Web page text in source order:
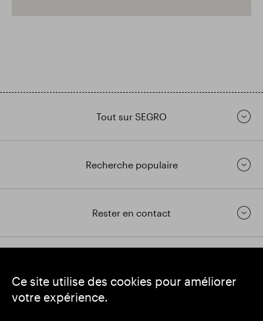
Ce site utilise des cookies pour améliorer
votre expérience.
Tout sur SEGRO
Recherche populaire
Rester en contact
SEGRO
Siège social : 1 New Burlington Place, Londres W1S 2HR